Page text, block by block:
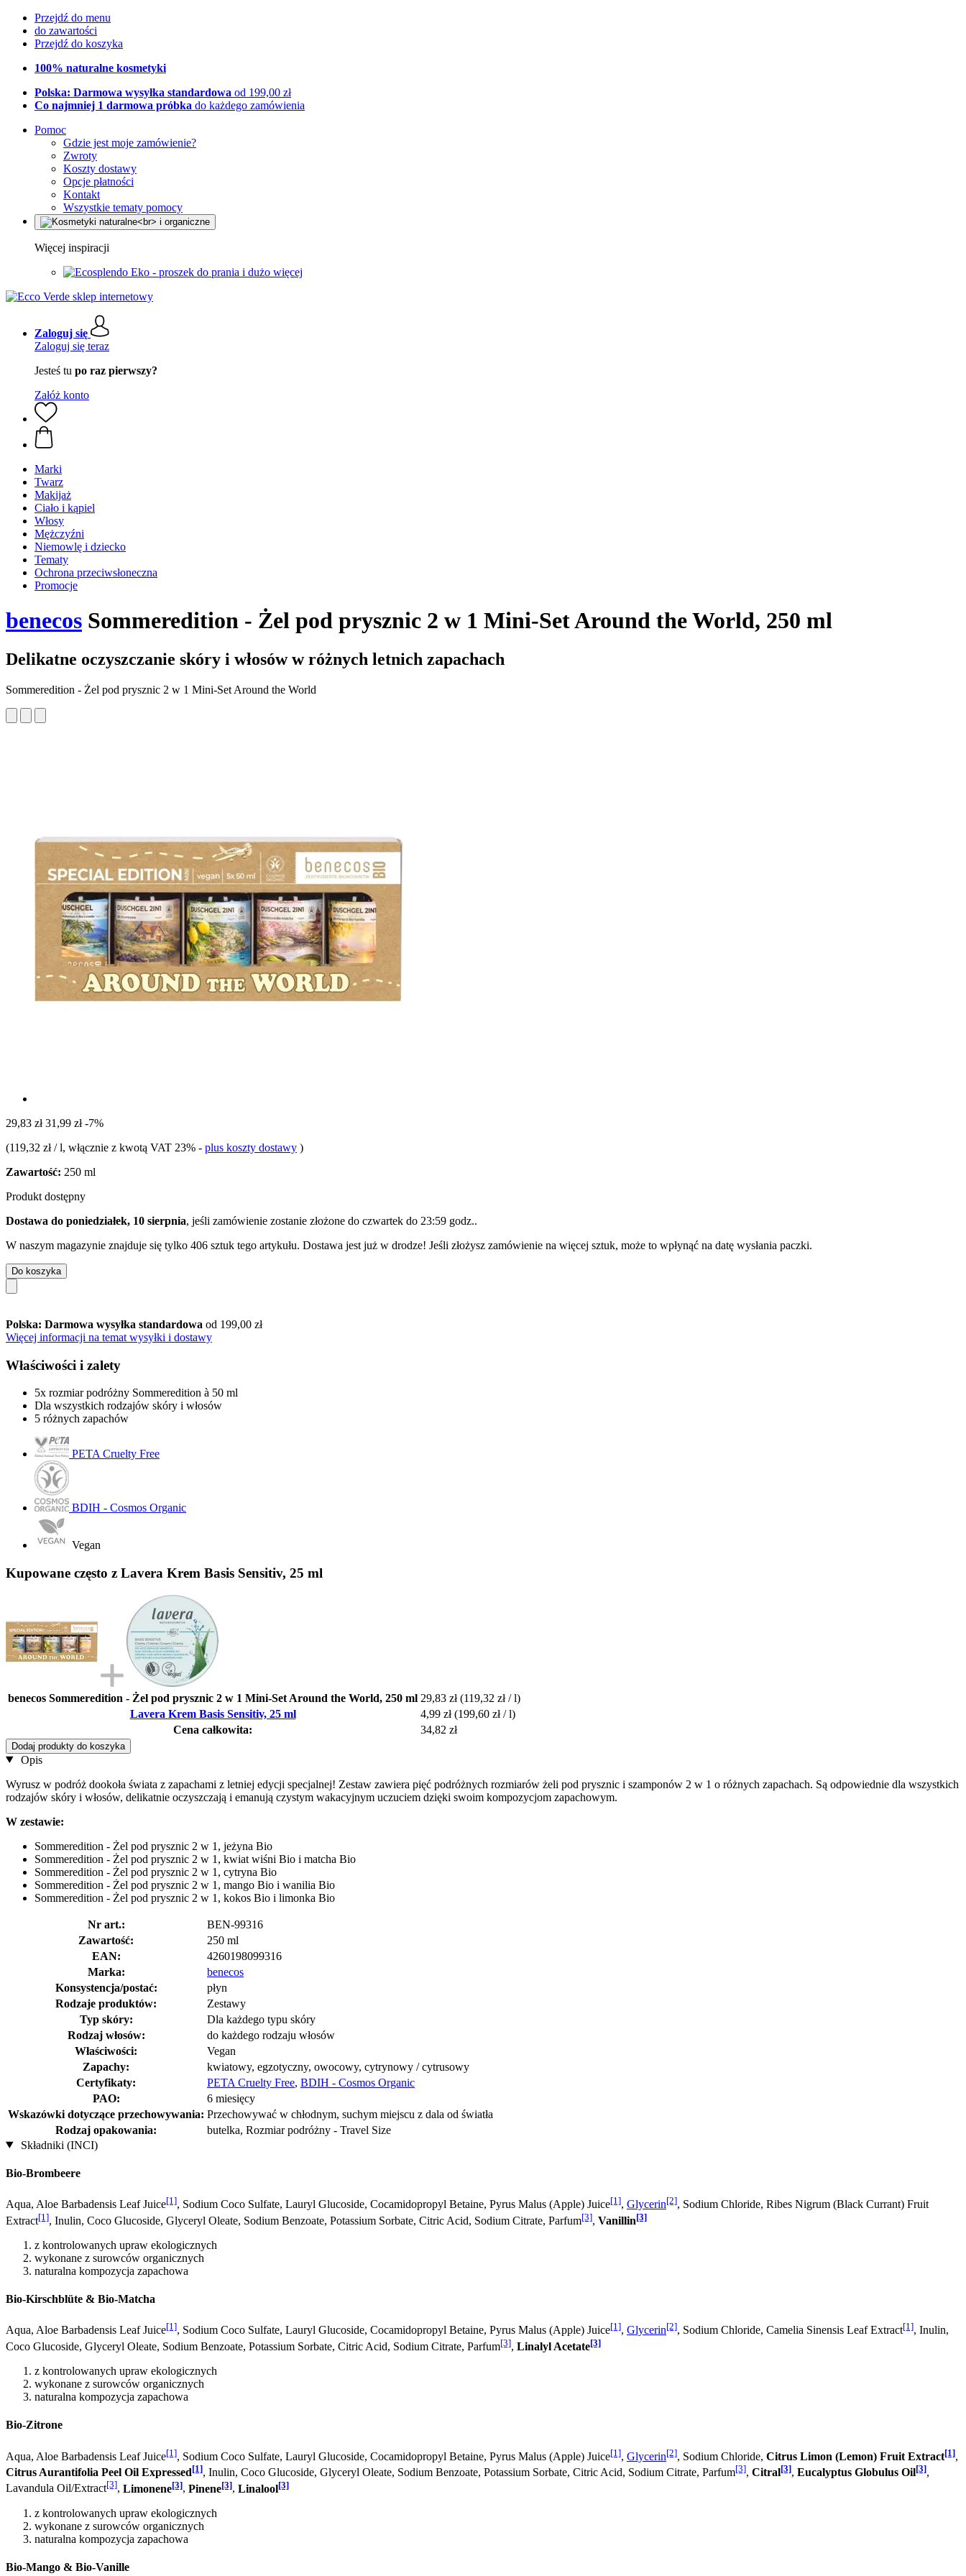
Przejdź do menu
do zawartości
Przejdź do koszyka
100% naturalne kosmetyki
Polska: Darmowa wysyłka standardowa od 199,00 zł
Co najmniej 1 darmowa próbka do każdego zamówienia
Pomoc
Gdzie jest moje zamówienie?
Zwroty
Koszty dostawy
Opcje płatności
Kontakt
Wszystkie tematy pomocy
Więcej inspiracji
Eko - proszek do prania i dużo więcej
Zaloguj się
Zaloguj się teraz
Jesteś tu po raz pierwszy?
Załóż konto
Marki
Twarz
Makijaż
Ciało i kąpiel
Włosy
Mężczyźni
Niemowlę i dziecko
Tematy
Ochrona przeciwsłoneczna
Promocje
benecos Sommeredition - Żel pod prysznic 2 w 1 Mini-Set Around the World, 250 ml
Delikatne oczyszczanie skóry i włosów w różnych letnich zapachach
Sommeredition - Żel pod prysznic 2 w 1 Mini-Set Around the World
29,83 zł 31,99 zł -7%
(119,32 zł / l, włącznie z kwotą VAT 23% - plus koszty dostawy )
Zawartość: 250 ml
Produkt dostępny
Dostawa do poniedziałek, 10 sierpnia, jeśli zamówienie zostanie złożone do czwartek do 23:59 godz..
W naszym magazynie znajduje się tylko 406 sztuk tego artykułu. Dostawa jest już w drodze! Jeśli złożysz zamówienie na więcej sztuk, może to wpłynąć na datę wysłania paczki.
Do koszyka
Polska: Darmowa wysyłka standardowa od 199,00 zł
Więcej informacji na temat wysyłki i dostawy
Właściwości i zalety
5x rozmiar podróżny Sommeredition à 50 ml
Dla wszystkich rodzajów skóry i włosów
5 różnych zapachów
PETA Cruelty Free
BDIH - Cosmos Organic
Vegan
Kupowane często z Lavera Krem Basis Sensitiv, 25 ml
benecos Sommeredition - Żel pod prysznic 2 w 1 Mini-Set Around the World, 250 ml 29,83 zł (119,32 zł / l)
Lavera Krem Basis Sensitiv, 25 ml
4,99 zł (199,60 zł / l)
Cena całkowita:
34,82 zł
Dodaj produkty do koszyka
Opis
Wyrusz w podróż dookoła świata z zapachami z letniej edycji specjalnej! Zestaw zawiera pięć podróżnych rozmiarów żeli pod prysznic i szamponów 2 w 1 o różnych zapachach. Są odpowiednie dla wszystkich
rodzajów skóry i włosów, delikatnie oczyszczają i emanują czystym wakacyjnym uczuciem dzięki swoim kompozycjom zapachowym.
W zestawie:
Sommeredition - Żel pod prysznic 2 w 1, jeżyna Bio
Sommeredition - Żel pod prysznic 2 w 1, kwiat wiśni Bio i matcha Bio
Sommeredition - Żel pod prysznic 2 w 1, cytryna Bio
Sommeredition - Żel pod prysznic 2 w 1, mango Bio i wanilia Bio
Sommeredition - Żel pod prysznic 2 w 1, kokos Bio i limonka Bio
Nr art.:
BEN-99316
Zawartość:
250 ml
EAN:
4260198099316
Marka:
benecos
Konsystencja/postać:
płyn
Rodzaje produktów:
Zestawy
Typ skóry:
Dla każdego typu skóry
Rodzaj włosów:
do każdego rodzaju włosów
Właściwości:
Vegan
Zapachy:
kwiatowy, egzotyczny, owocowy, cytrynowy / cytrusowy
Certyfikaty:
PETA Cruelty Free, BDIH - Cosmos Organic
PAO:
6 miesięcy
Wskazówki dotyczące przechowywania: Przechowywać w chłodnym, suchym miejscu z dala od światła
Rodzaj opakowania:
butelka, Rozmiar podróżny - Travel Size
Składniki (INCI)
Bio-Brombeere
Aqua, Aloe Barbadensis Leaf Juice[1], Sodium Coco­ Sulfate, Lauryl Glucoside, Cocamidopropyl Betaine, Pyrus Malus (Apple) Juice[1], Glycerin[2], Sodium Chloride, Ribes Nigrum (Black Currant) Fruit
Extract[1], Inulin, Coco Glucoside, Glyceryl Oleate, Sodium Benzoate, Potassium Sorbate, Citric Acid, Sodium Citrate, Parfum[3], Vanillin[3]
z kontrolowanych upraw ekologicznych
wykonane z surowców organicznych
naturalna kompozycja zapachowa
Bio-Kirschblüte & Bio-Matcha
Aqua, Aloe Barbadensis Leaf Juice[1], Sodium Coco­ Sulfate, Lauryl Glucoside, Cocamidopropyl Betaine, Pyrus Malus (Apple) Juice[1], Glycerin[2], Sodium Chloride, Camelia Sinensis Leaf Extract[1], Inulin,
Coco Glucoside, Glyceryl Oleate, Sodium Benzoate, Potassium Sorbate, Citric Acid, Sodium Citrate, Parfum[3], Linalyl Acetate[3]
z kontrolowanych upraw ekologicznych
wykonane z surowców organicznych
naturalna kompozycja zapachowa
Bio-Zitrone
Aqua, Aloe Barbadensis Leaf Juice[1], Sodium Coco­ Sulfate, Lauryl Glucoside, Cocamidopropyl Betaine, Pyrus Malus (Apple) Juice[1], Glycerin[2], Sodium Chloride, Citrus Limon (Lemon) Fruit Extract[1],
Citrus Aurantifolia Peel Oil Expressed[1], Inulin, Coco Glucoside, Glyceryl Oleate, Sodium Benzoate, Potassium Sorbate, Citric Acid, Sodium Citrate, Parfum[3], Citral[3], Eucalyptus Globulus Oil[3],
Lavandula Oil/Extract[3], Limonene[3], Pinene[3], Linalool[3]
z kontrolowanych upraw ekologicznych
wykonane z surowców organicznych
naturalna kompozycja zapachowa
Bio-Mango & Bio-Vanille